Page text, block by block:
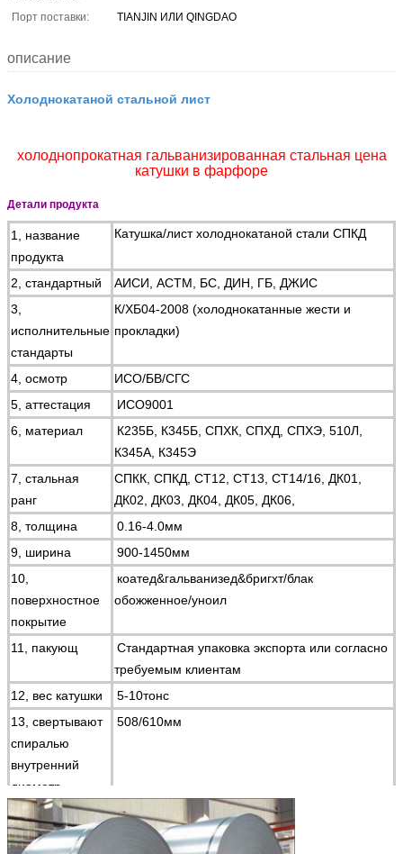
Порт поставки: TIANJIN ИЛИ QINGDAO
описание
Холоднокатаной стальной лист
холоднопрокатная гальванизированная стальная цена
катушки в фарфоре
Детали продукта
1, название
продукта
Катушка/лист холоднокатаной стали СПКД
2, стандартный
АИСИ, АСТМ, БС, ДИН, ГБ, ДЖИС
3,
исполнительные
стандарты
К/ХБ04-2008 (холоднокатанные жести и
прокладки)
4, осмотр
ИСО/БВ/СГС
5, аттестация
ИСО9001
6, материал
К235Б, К345Б, СПХК, СПХД, СПХЭ, 510Л,
К345А, К345Э
7, стальная
ранг
СПКК, СПКД, СТ12, СТ13, СТ14/16, ДК01,
ДК02, ДК03, ДК04, ДК05, ДК06,
8, толщина
0.16-4.0мм
9, ширина
900-1450мм
10,
поверхностное
покрытие
коатед&гальванизед&бригхт/блак
обожженное/уноил
11, пакующ
Стандартная упаковка экспорта или согласно
требуемым клиентам
12, вес катушки
5-10тонс
13, свертывают
спиралью
внутренний
диаметр
508/610мм
14, свертывают
спиралью
Макс.Φ1500 или как ваша просьба